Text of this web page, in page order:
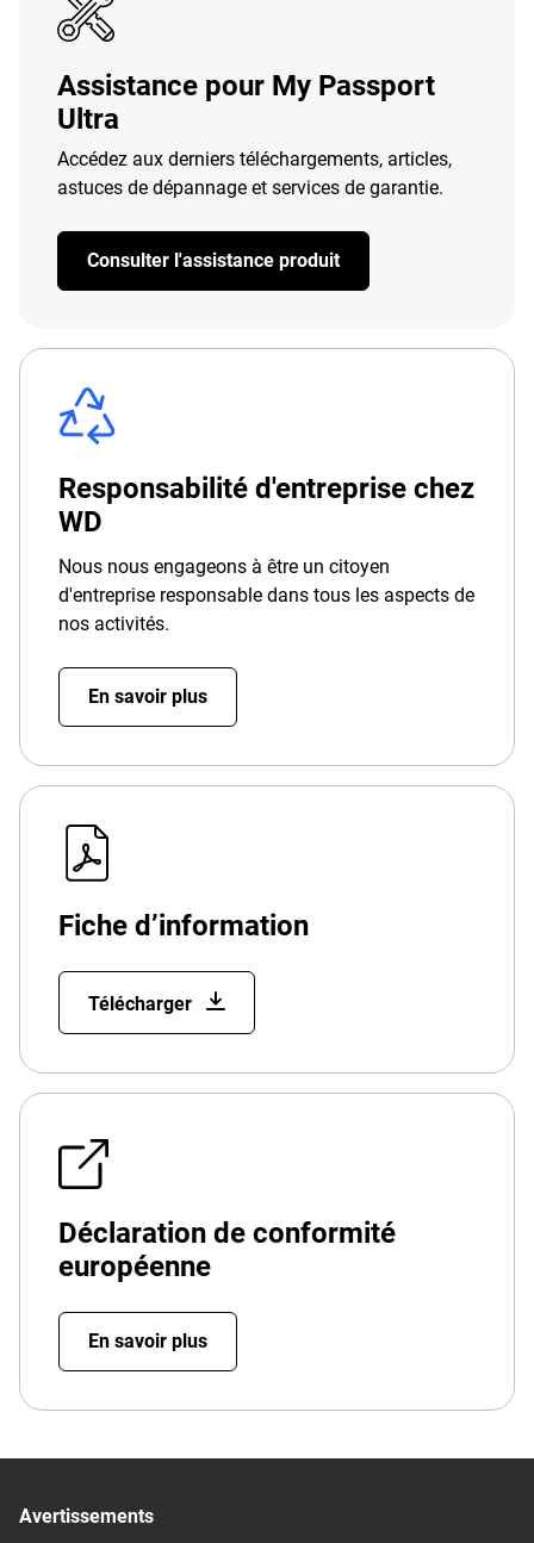
Assistance pour My Passport
Ultra
Accédez aux derniers téléchargements, articles,
astuces de dépannage et services de garantie.
Consulter l'assistance produit
Responsabilité d'entreprise chez
WD
Nous nous engageons à être un citoyen
d'entreprise responsable dans tous les aspects de
nos activités.
En savoir plus
Fiche d’information
Télécharger
Déclaration de conformité
européenne
En savoir plus
Avertissements